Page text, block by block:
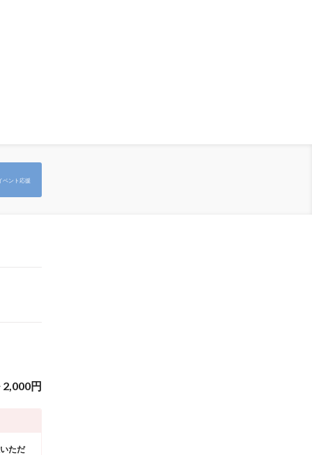
ベント応援
2,000円
ただ